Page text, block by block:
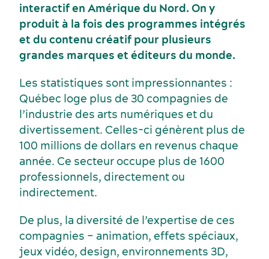
Voyage de motivation
interactif en Amérique du Nord. On y
produit à la fois des programmes intégrés
et du contenu créatif pour plusieurs
grandes marques et éditeurs du monde.
Les statistiques sont impressionnantes :
Québec loge plus de 30 compagnies de
l’industrie des arts numériques et du
divertissement. Celles-ci génèrent plus de
100 millions de dollars en revenus chaque
année. Ce secteur occupe plus de 1600
professionnels, directement ou
indirectement.
De plus, la diversité de l’expertise de ces
compagnies – animation, effets spéciaux,
jeux vidéo, design, environnements 3D,